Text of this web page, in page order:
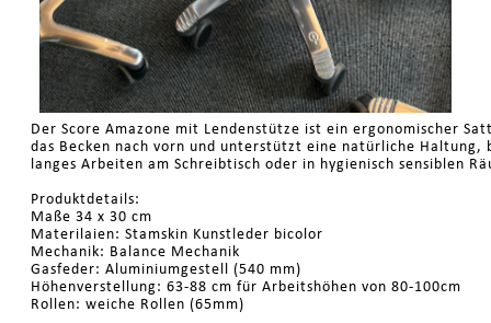
Der Score Amazone mit Lendenstütze ist ein ergonomischer
das Becken nach vorn und unterstützt eine natürliche
langes Arbeiten am Schreibtisch oder in hygienisch sensiblen
Produktdetails:
Maße 34 x 30 cm
Materilaien: Stamskin Kunstleder bicolor
Mechanik: Balance Mechanik
Gasfeder: Aluminiumgestell (540 mm)
Höhenverstellung: 63-88 cm für Arbeitshöhen von 80-100cm
Rollen: weiche Rollen (65mm)